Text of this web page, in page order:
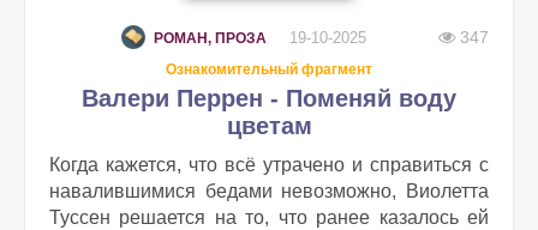
РОМАН, ПРОЗА 19-10-2025 347
Ознакомительный фрагмент
Валери Перрен - Поменяй воду
цветам
Когда кажется, что всё утрачено и справиться с
навалившимися бедами невозможно, Виолетта
Туссен решается на то, что ранее казалось ей